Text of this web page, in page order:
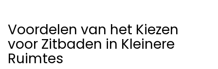
Voordelen van het Kiezen
voor Zitbaden in Kleinere
Ruimtes